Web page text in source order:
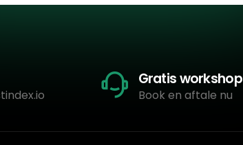
Gratis workshop
Book en aftale nu